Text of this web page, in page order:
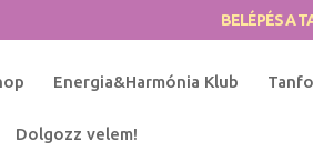
BELÉPÉS A
Energia&Harmónia Klub
Dolgozz velem!